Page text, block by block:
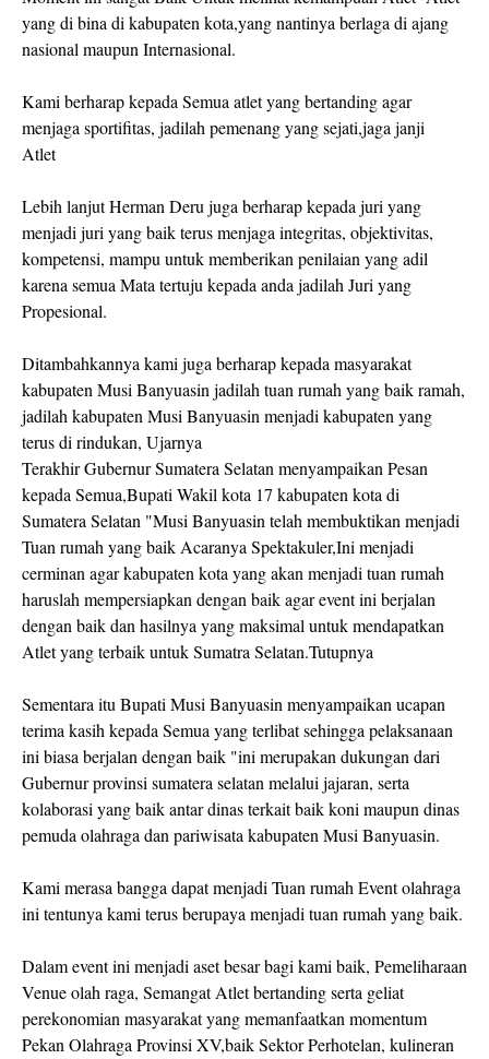
yang di bina di kabupaten kota,yang nantinya berlaga di ajang
nasional maupun Internasional.
Kami berharap kepada Semua atlet yang bertanding agar
menjaga sportifitas, jadilah pemenang yang sejati,jaga janji
Atlet
Lebih lanjut Herman Deru juga berharap kepada juri yang
menjadi juri yang baik terus menjaga integritas, objektivitas,
kompetensi, mampu untuk memberikan penilaian yang adil
karena semua Mata tertuju kepada anda jadilah Juri yang
Propesional.
Ditambahkannya kami juga berharap kepada masyarakat
kabupaten Musi Banyuasin jadilah tuan rumah yang baik ramah,
jadilah kabupaten Musi Banyuasin menjadi kabupaten yang
terus di rindukan, Ujarnya
Terakhir Gubernur Sumatera Selatan menyampaikan Pesan
kepada Semua,Bupati Wakil kota 17 kabupaten kota di
Sumatera Selatan "Musi Banyuasin telah membuktikan menjadi
Tuan rumah yang baik Acaranya Spektakuler,Ini menjadi
cerminan agar kabupaten kota yang akan menjadi tuan rumah
haruslah mempersiapkan dengan baik agar event ini berjalan
dengan baik dan hasilnya yang maksimal untuk mendapatkan
Atlet yang terbaik untuk Sumatra Selatan.Tutupnya
Sementara itu Bupati Musi Banyuasin menyampaikan ucapan
terima kasih kepada Semua yang terlibat sehingga pelaksanaan
ini biasa berjalan dengan baik "ini merupakan dukungan dari
Gubernur provinsi sumatera selatan melalui jajaran, serta
kolaborasi yang baik antar dinas terkait baik koni maupun dinas
pemuda olahraga dan pariwisata kabupaten Musi Banyuasin.
Kami merasa bangga dapat menjadi Tuan rumah Event olahraga
ini tentunya kami terus berupaya menjadi tuan rumah yang baik.
Dalam event ini menjadi aset besar bagi kami baik, Pemeliharaan
Venue olah raga, Semangat Atlet bertanding serta geliat
perekonomian masyarakat yang memanfaatkan momentum
Pekan Olahraga Provinsi XV,baik Sektor Perhotelan, kulineran